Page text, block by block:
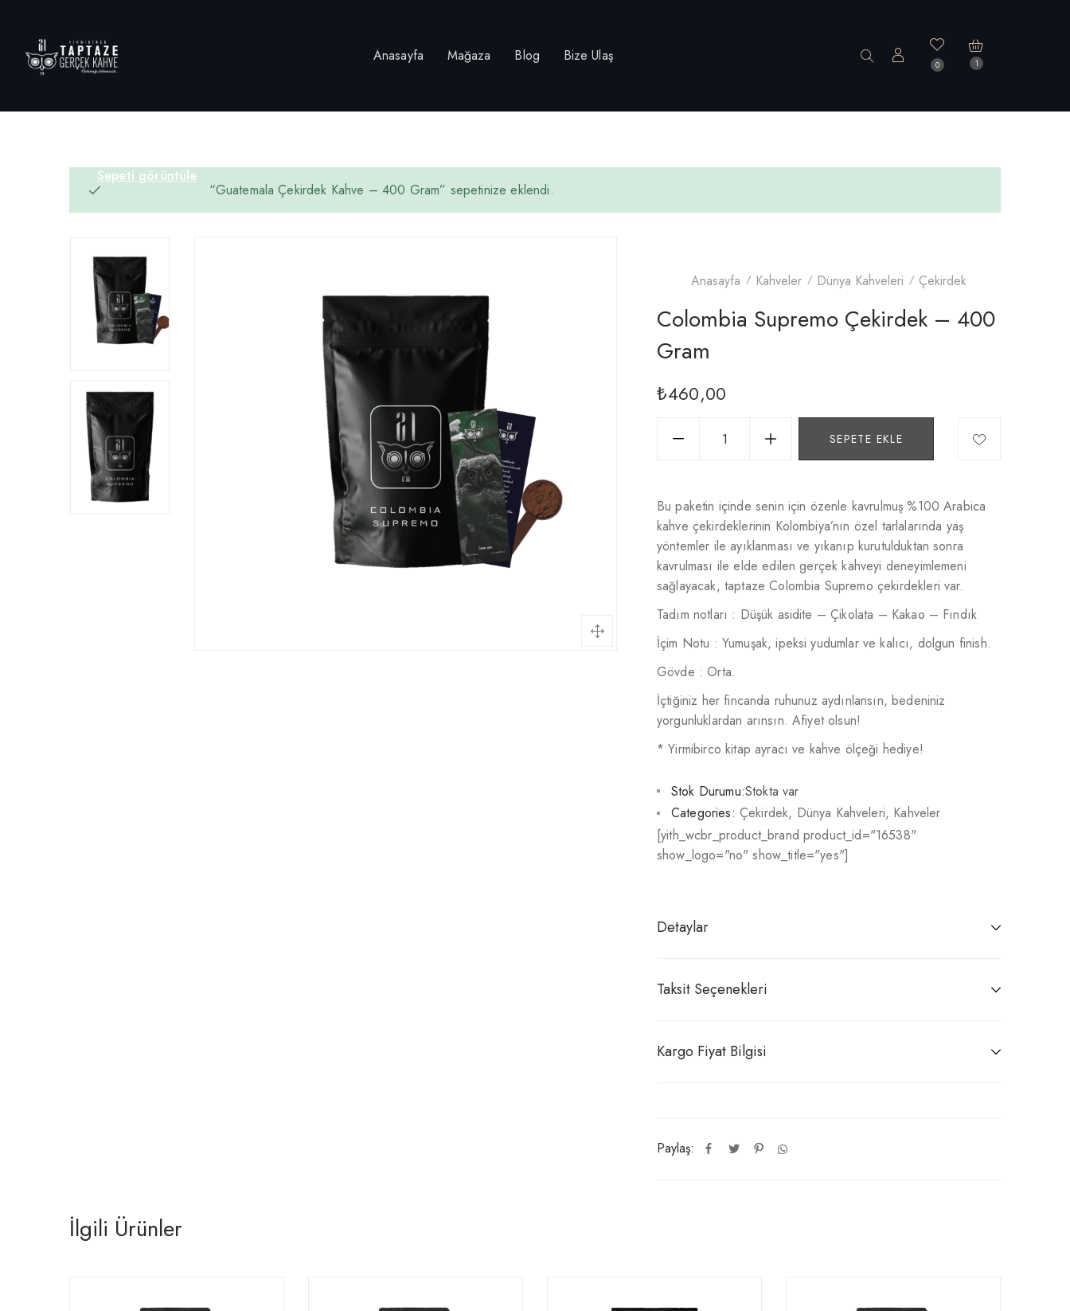
Anasayfa Mağaza Blog Bize Ulaş 0 1
Sepeti görüntüle
“Guatemala Çekirdek Kahve – 400 Gram” sepetinize eklendi.
Anasayfa Kahveler Dünya Kahveleri Çekirdek
Colombia Supremo Çekirdek – 400
Gram
₺460,00
SEPETE EKLE
Bu paketin içinde senin için özenle kavrulmuş %100 Arabica
kahve çekirdeklerinin Kolombiya’nın özel tarlalarında yaş
yöntemler ile ayıklanması ve yıkanıp kurutulduktan sonra
kavrulması ile elde edilen gerçek kahveyi deneyimlemeni
sağlayacak, taptaze Colombia Supremo çekirdekleri var.
Tadım notları : Düşük asidite – Çikolata – Kakao – Fındık
İçim Notu : Yumuşak, ipeksi yudumlar ve kalıcı, dolgun finish.
Gövde : Orta.
İçtiğiniz her fincanda ruhunuz aydınlansın, bedeniniz
yorgunluklardan arınsın. Afiyet olsun!
* Yirmibirco kitap ayracı ve kahve ölçeği hediye!
Stok Durumu:Stokta var
Paylaş:
Categories: Çekirdek, Dünya Kahveleri, Kahveler
[yith_wcbr_product_brand product_id="16538"
show_logo="no" show_title="yes"]
Detaylar
Taksit Seçenekleri
Kargo Fiyat Bilgisi
İlgili Ürünler